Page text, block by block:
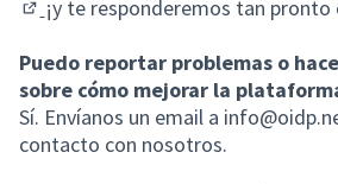
(Abrir en una pestaña nueva)
¡y te responderemos tan
Puedo reportar problemas o
sobre cómo mejorar la
Sí. Envíanos un email a
contacto con nosotros.